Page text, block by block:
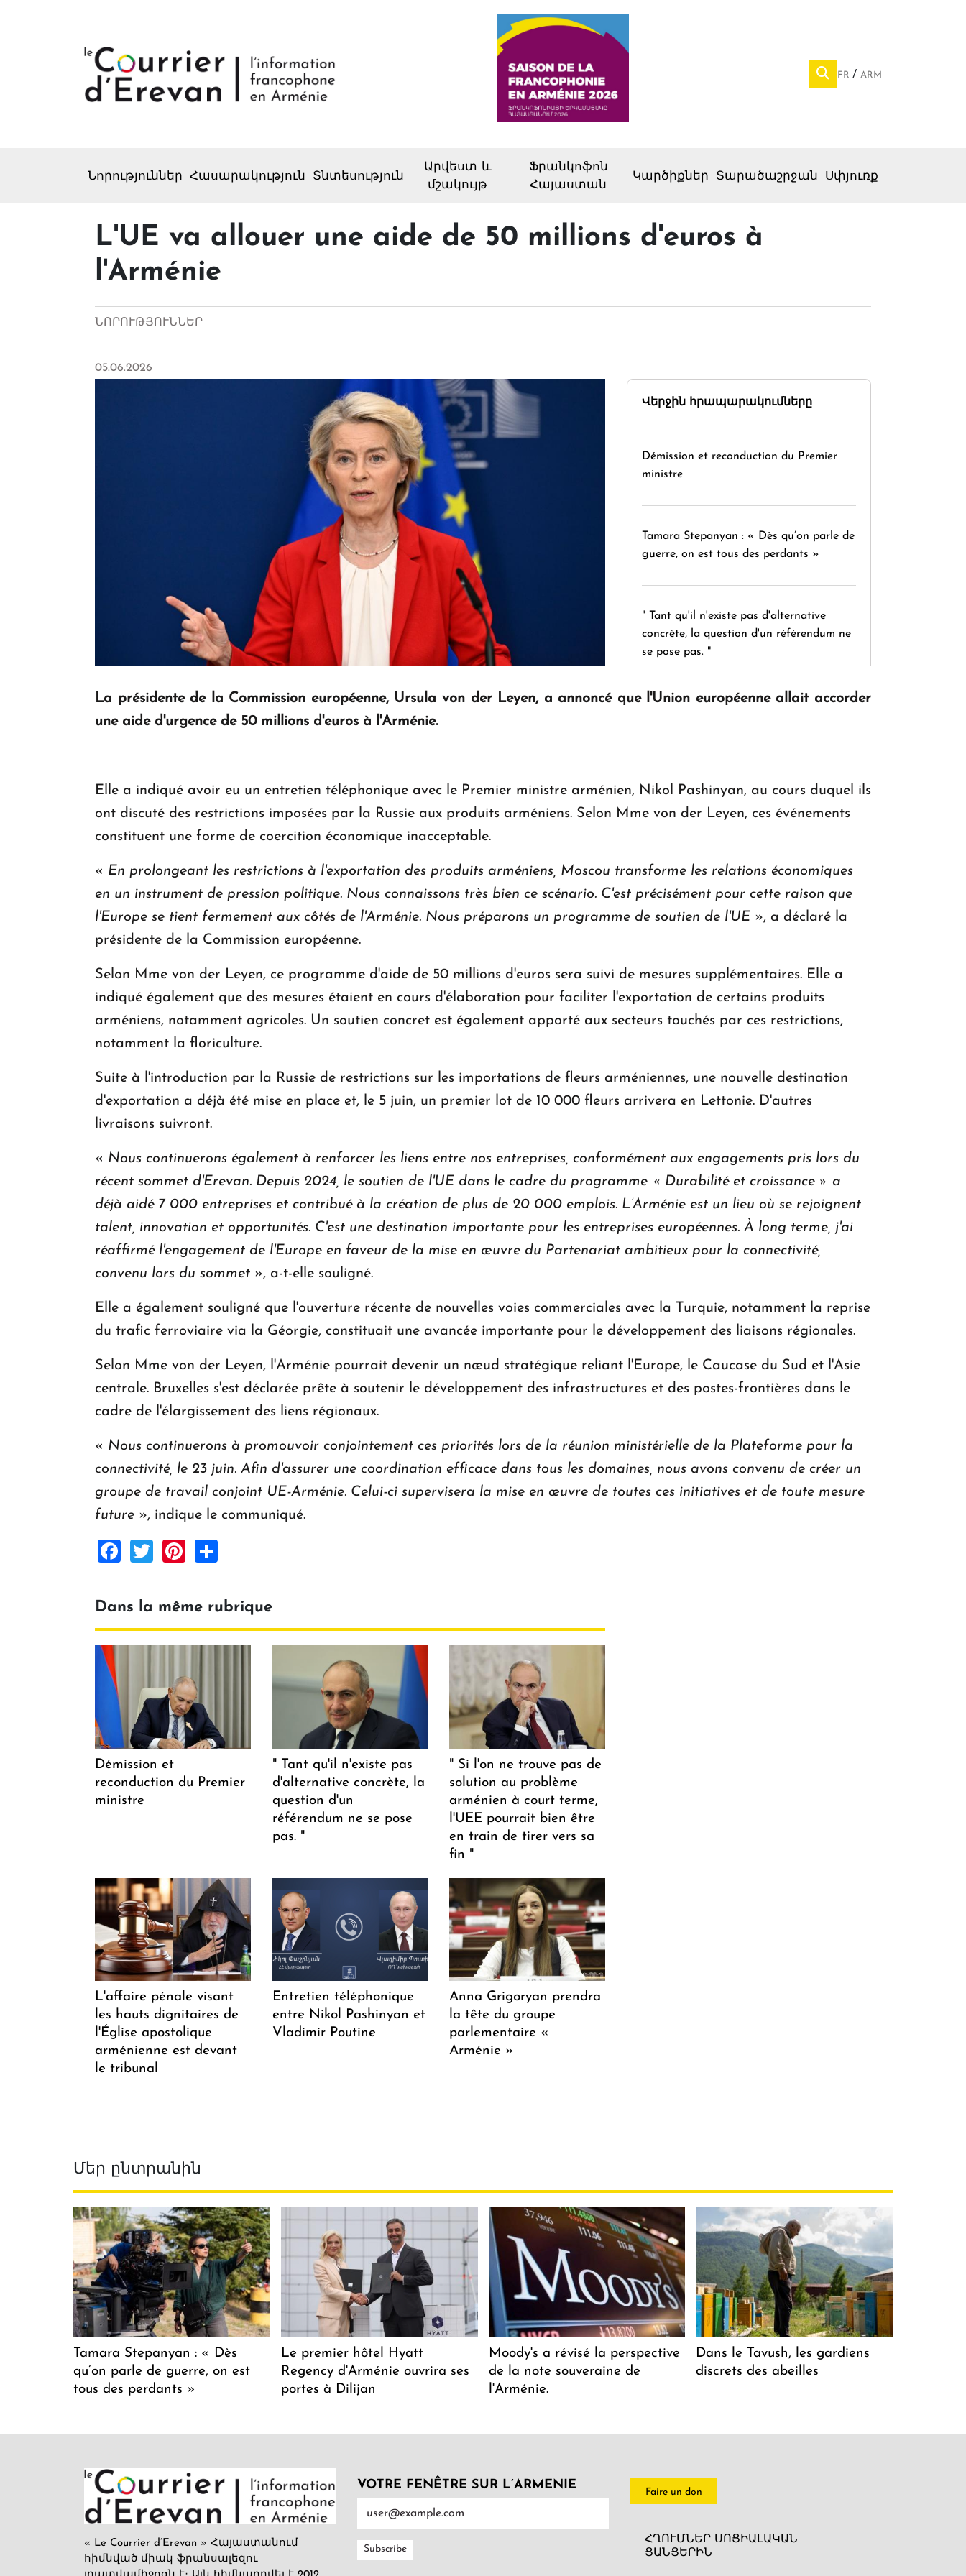
FR ARM
Նորություններ Հասարակություն Տնտեսություն
Արվեստ և
մշակույթ
Ֆրանկոֆոն
Հայաստան
Կարծիքներ Տարածաշրջան Սփյուռք
L'UE va allouer une aide de 50 millions d'euros à
l'Arménie
ՆՈՐՈՒԹՅՈՒՆՆԵՐ
05.06.2026
Վերջին հրապարակումները
Démission et reconduction du Premier
ministre
Tamara Stepanyan : « Dès qu’on parle de
guerre, on est tous des perdants »
" Tant qu'il n'existe pas d'alternative
concrète, la question d'un référendum ne
se pose pas. "
Le premier hôtel Hyatt Regency
d'Arménie ouvrira ses portes à Dilijan
La présidente de la Commission européenne, Ursula von der Leyen, a annoncé que l'Union européenne allait accorder
une aide d'urgence de 50 millions d'euros à l'Arménie.
Elle a indiqué avoir eu un entretien téléphonique avec le Premier ministre arménien, Nikol Pashinyan, au cours duquel ils
ont discuté des restrictions imposées par la Russie aux produits arméniens. Selon Mme von der Leyen, ces événements
constituent une forme de coercition économique inacceptable.
« En prolongeant les restrictions à l'exportation des produits arméniens, Moscou transforme les relations économiques
en un instrument de pression politique. Nous connaissons très bien ce scénario. C'est précisément pour cette raison que
l'Europe se tient fermement aux côtés de l'Arménie. Nous préparons un programme de soutien de l'UE », a déclaré la
présidente de la Commission européenne.
Selon Mme von der Leyen, ce programme d'aide de 50 millions d'euros sera suivi de mesures supplémentaires. Elle a
indiqué également que des mesures étaient en cours d'élaboration pour faciliter l'exportation de certains produits
arméniens, notamment agricoles. Un soutien concret est également apporté aux secteurs touchés par ces restrictions,
notamment la floriculture.
Suite à l'introduction par la Russie de restrictions sur les importations de fleurs arméniennes, une nouvelle destination
d'exportation a déjà été mise en place et, le 5 juin, un premier lot de 10 000 fleurs arrivera en Lettonie. D'autres
livraisons suivront.
« Nous continuerons également à renforcer les liens entre nos entreprises, conformément aux engagements pris lors du
récent sommet d'Erevan. Depuis 2024, le soutien de l'UE dans le cadre du programme « Durabilité et croissance » a
déjà aidé 7 000 entreprises et contribué à la création de plus de 20 000 emplois. L’Arménie est un lieu où se rejoignent
talent, innovation et opportunités. C'est une destination importante pour les entreprises européennes. À long terme, j'ai
réaffirmé l'engagement de l'Europe en faveur de la mise en œuvre du Partenariat ambitieux pour la connectivité,
convenu lors du sommet », a-t-elle souligné.
Elle a également souligné que l'ouverture récente de nouvelles voies commerciales avec la Turquie, notamment la reprise
du trafic ferroviaire via la Géorgie, constituait une avancée importante pour le développement des liaisons régionales.
Selon Mme von der Leyen, l'Arménie pourrait devenir un nœud stratégique reliant l'Europe, le Caucase du Sud et l'Asie
centrale. Bruxelles s'est déclarée prête à soutenir le développement des infrastructures et des postes-frontières dans le
cadre de l'élargissement des liens régionaux.
« Nous continuerons à promouvoir conjointement ces priorités lors de la réunion ministérielle de la Plateforme pour la
connectivité, le 23 juin. Afin d'assurer une coordination efficace dans tous les domaines, nous avons convenu de créer un
groupe de travail conjoint UE-Arménie. Celui-ci supervisera la mise en œuvre de toutes ces initiatives et de toute mesure
future », indique le communiqué.
Facebook
TwitterPinterest
Dans la même rubrique
Démission et
reconduction du Premier
ministre
" Tant qu'il n'existe pas
d'alternative concrète, la
question d'un
référendum ne se pose
pas. "
" Si l'on ne trouve pas de
solution au problème
arménien à court terme,
l'UEE pourrait bien être
en train de tirer vers sa
fin "
L'affaire pénale visant
les hauts dignitaires de
l'Église apostolique
arménienne est devant
le tribunal
Entretien téléphonique
entre Nikol Pashinyan et
Vladimir Poutine
Anna Grigoryan prendra
la tête du groupe
parlementaire «
Arménie »
Մեր ընտրանին
Tamara Stepanyan : « Dès
qu’on parle de guerre, on est
tous des perdants »
Le premier hôtel Hyatt
Regency d'Arménie ouvrira ses
portes à Dilijan
Moody's a révisé la perspective
de la note souveraine de
l'Arménie.
Dans le Tavush, les gardiens
discrets des abeilles
« Le Courrier d’Erevan » Հայաստանում
հիմնված միակ ֆրանսալեզու
VOTRE FENÊTRE SUR L’ARMENIE
Faire un don
ՀՂՈՒՄՆԵՐ ՍՈՑԻԱԼԱԿԱՆ
ՑԱՆՑԵՐԻՆ